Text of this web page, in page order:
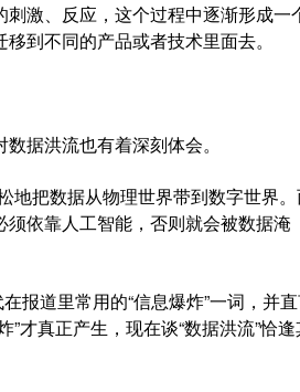
激、反应，这个过程中逐渐形成一
到不同的产品或者技术里面去。
据洪流也有着深刻体会。
把数据从物理世界带到数字世界
依靠人工智能，否则就会被数据淹
道里常用的“信息爆炸”一词，并
才真正产生，现在谈“数据洪流”恰